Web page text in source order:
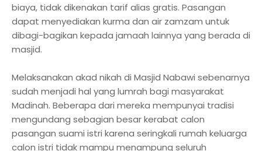
biaya, tidak dikenakan tarif alias gratis. Pasangan
dapat menyediakan kurma dan air zamzam untuk
dibagi-bagikan kepada jamaah lainnya yang berada di
masjid.
Melaksanakan akad nikah di Masjid Nabawi sebenarnya
sudah menjadi hal yang lumrah bagi masyarakat
Madinah. Beberapa dari mereka mempunyai tradisi
mengundang sebagian besar kerabat calon
pasangan suami istri karena seringkali rumah keluarga
calon istri tidak mampu menampung seluruh